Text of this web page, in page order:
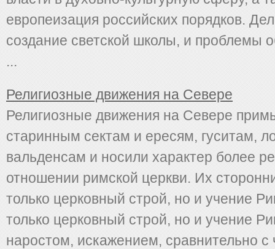
европеизация российских порядков.
создание светской школы, и проблемы
...
Религиозные движения на Севере
Религиозные движения на Севере
старинным сектам и ересям, гуситам,
вальденсам и носили характер более
отношении римской церкви. Их
только церковный строй, но и учение
только церковный строй, но и учение
наростом, искажением, сравнительно с